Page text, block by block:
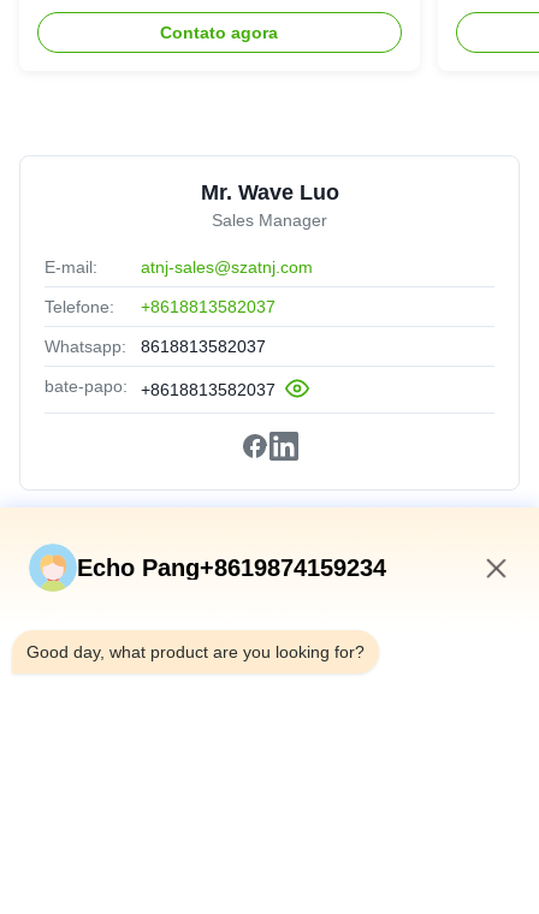
Bda Pico
Contato agora
Mr. Wave Luo
Sales Manager
E-mail: atnj-sales@szatnj.com
Telefone: +8618813582037
Whatsapp: 8618813582037
bate-papo: +8618813582037
Relações Rápidas
Produtos
Sobre Nós
Echo Pang+8619874159234
Good day, what product are you looking for?